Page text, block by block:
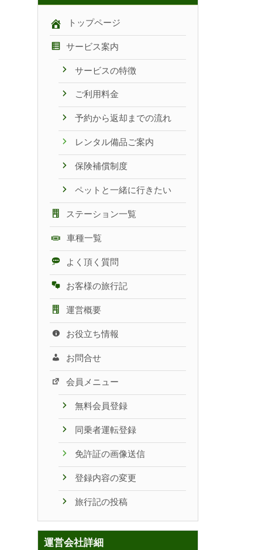
トップページ
サービス案内
サービスの特徴
ご利用料金
予約から返却までの流れ
レンタル備品ご案内
保険補償制度
ペットと一緒に行きたい
ステーション一覧
車種一覧
よく頂く質問
お客様の旅行記
運営概要
お役立ち情報
お問合せ
会員メニュー
無料会員登録
同乗者運転登録
免許証の画像送信
登録内容の変更
旅行記の投稿
運営会社詳細